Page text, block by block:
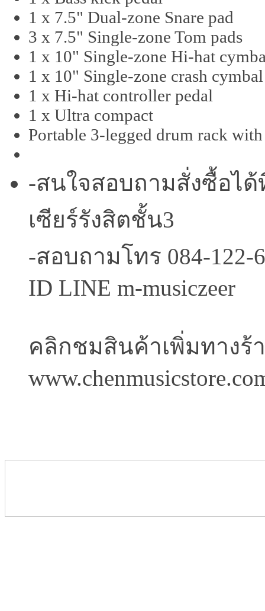
1 x 7.5" Dual-zone Snare pad
3 x 7.5" Single-zone Tom pads
1 x 10" Single-zone Hi-hat
1 x 10" Single-zone crash
1 x Hi-hat controller pedal
1 x Ultra compact
Portable 3-legged drum rack
-สนใจสอบถามสั่งซื้อได้
เซียร์รังสิตชั้น3
-สอบถามโทร 084-122-
ID LINE m-musiczeer
คลิกชมสินค้าเพิ่มทางร้